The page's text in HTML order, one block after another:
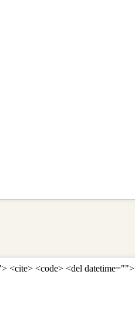
<cite> <code> <del datetime="">